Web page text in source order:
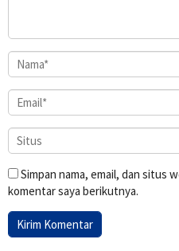
Simpan nama, email, dan situs
komentar saya berikutnya.